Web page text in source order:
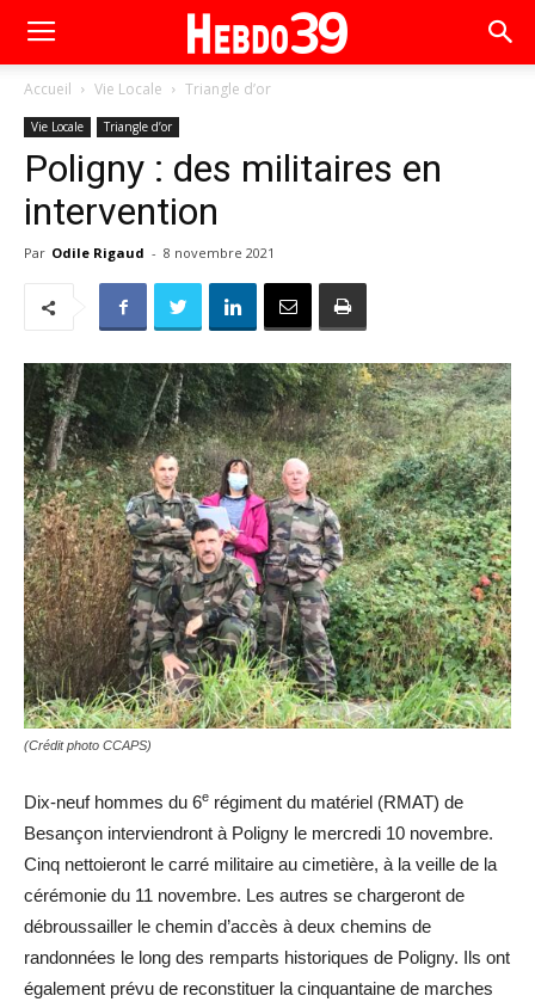
Accueil Vie Locale Triangle d’or
Vie Locale Triangle d’or
Poligny : des militaires en
intervention
Par Odile Rigaud - 8 novembre 2021
(Crédit photo CCAPS)
Dix-neuf hommes du 6e régiment du matériel (RMAT) de
Besançon interviendront à Poligny le mercredi 10 novembre.
Cinq nettoieront le carré militaire au cimetière, à la veille de la
cérémonie du 11 novembre. Les autres se chargeront de
débroussailler le chemin d’accès à deux chemins de
randonnées le long des remparts historiques de Poligny. Ils ont
également prévu de reconstituer la cinquantaine de marches